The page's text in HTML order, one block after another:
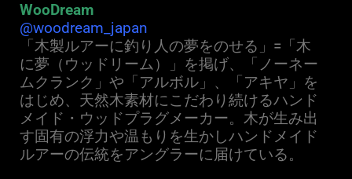
WooDream
@woodream_japan
「木製ルアーに釣り人の夢をのせる」=「木
に夢（ウッドリーム）」を掲げ、「ノーネー
ムクランク」や「アルボル」、「アキヤ」を
はじめ、天然木素材にこだわり続けるハンド
メイド・ウッドプラグメーカー。木が生み出
す固有の浮力や温もりを生かしハンドメイド
ルアーの伝統をアングラーに届けている。